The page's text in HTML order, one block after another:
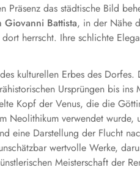
das städtische Bild
Giovanni Battista, in der Nähe
herrscht. Ihre schlichte
kulturellen Erbes des Dorfes.
Ursprüngen bis ins
Kopf der Venus, die die
Neolithikum verwendet wurde,
eine Darstellung der Flucht
wertvolle Werke,
Meisterschaft der